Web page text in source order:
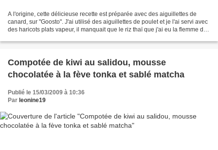
A l'origine, cette délicieuse recette est préparée avec des aiguillettes de
canard, sur "Goosto". J'ai utilisé des aiguillettes de poulet et je l'ai servi avec
des haricots plats vapeur, il manquait que le riz thaï que j'ai eu la flemme de
Compotée de kiwi au salidou, mousse
chocolatée à la fève tonka et sablé matcha
Publié le 15/03/2009 à 10:36
Par leonine19